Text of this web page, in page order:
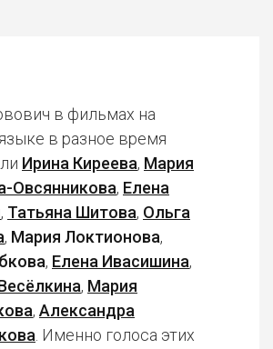
в фильмах на
в разное время
Ирина Киреева, Мария
Овсянникова, Елена
, Татьяна Шитова, Ольга
, Мария Локтионова,
, Елена Ивасишина,
, Мария
, Александра
. Именно голоса этих